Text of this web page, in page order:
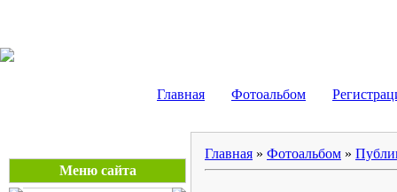
Главная Фотоальбом
Меню сайта
Главная » Фотоальбом »